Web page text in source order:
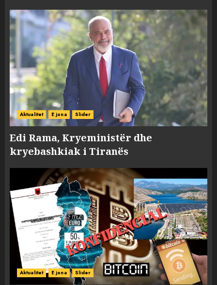
Aktualitet E jona Slider
Edi Rama, Kryeministër dhe
kryebashkiak i Tiranës
Aktualitet E jona Slider